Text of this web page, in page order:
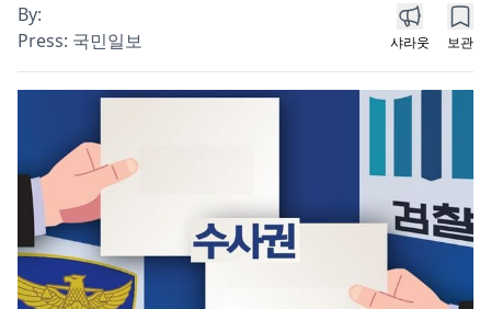
By:
Press: 국민일보 샤라웃 보관